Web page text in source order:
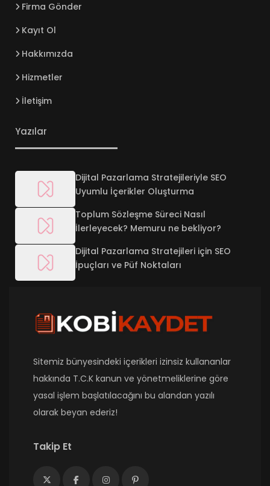
Firma Gönder
Kayıt Ol
Hakkımızda
Hizmetler
İletişim
Yazılar
Dijital Pazarlama Stratejileriyle SEO
Uyumlu İçerikler Oluşturma
Toplum Sözleşme Süreci Nasıl
İlerleyecek? Memuru ne bekliyor?
Dijital Pazarlama Stratejileri için SEO
İpuçları ve Püf Noktaları
Sitemiz bünyesindeki içerikleri izinsiz kullananlar
hakkında T.C.K kanun ve yönetmeliklerine göre
yasal işlem başlatılacağını bu alandan yazılı
olarak beyan ederiz!
Takip Et